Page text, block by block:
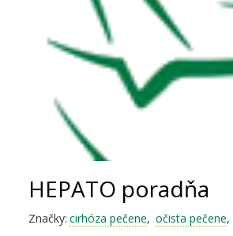
HEPATO poradňa
Značky: cirhóza pečene, očista pečene,